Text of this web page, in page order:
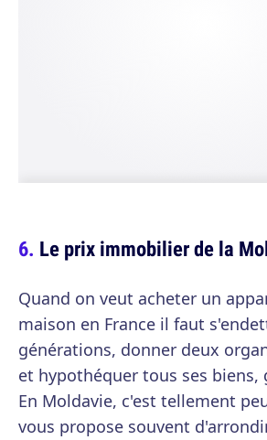
Le prix immobilier de la
Quand on veut acheter un
maison en France il faut
générations, donner deux
et hypothéquer tous ses biens,
En Moldavie, c'est tellement
vous propose souvent